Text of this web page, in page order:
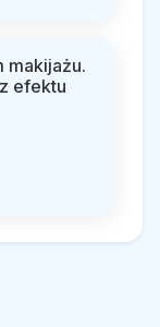
makijażu.
efektu